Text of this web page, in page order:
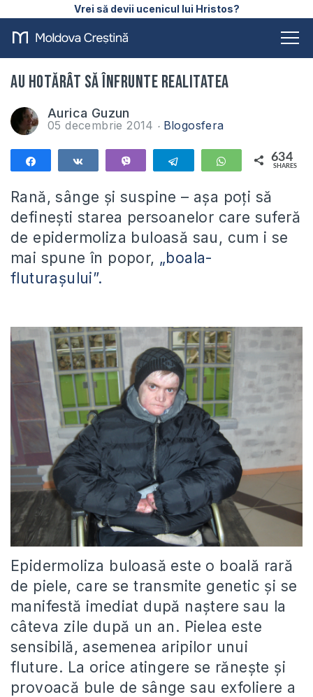
Vrei să devii ucenicul lui Hristos?
Au hotărât să înfrunte realitatea
Aurica Guzun
05 decembrie 2014 Blogosfera
Telegram WhatsApp
634
SHARES
Rană, sânge şi suspine – aşa poţi să
defineşti starea persoanelor care suferă
de epidermoliza buloasă sau, cum i se
mai spune în popor, „boala-
fluturaşului”.
Epidermoliza buloasă este o boală rară
de piele, care se transmite genetic şi se
manifestă imediat după naştere sau la
câteva zile după un an. Pielea este
sensibilă, asemenea aripilor unui
fluture. La orice atingere se răneşte şi
provoacă bule de sânge sau exfoliere a